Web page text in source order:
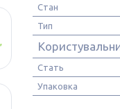
Стан
Тип
Стать
Упаковка